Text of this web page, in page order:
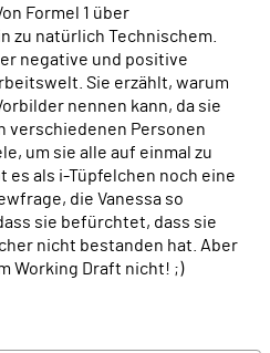
Formel 1 über
zu natürlich Technischem.
negative und positive
Sie erzählt, warum
nennen kann, da sie
verschiedenen Personen
um sie alle auf einmal zu
es als i-Tüpfelchen noch eine
die Vanessa so
sie befürchtet, dass sie
nicht bestanden hat. Aber
Working Draft nicht! ;)